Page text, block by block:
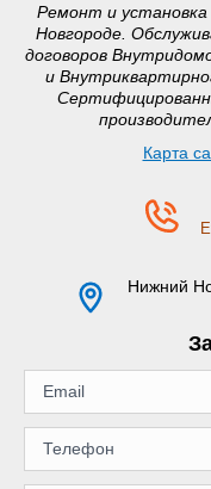
Ремонт и установка
Новгороде.
договоров
и
Карта
Нижний